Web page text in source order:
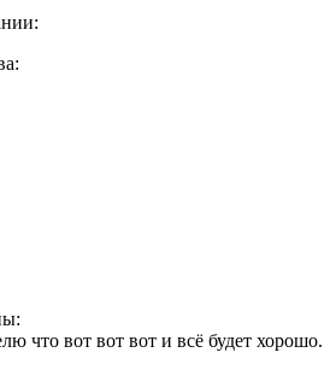
что вот вот вот и всё будет хорошо.